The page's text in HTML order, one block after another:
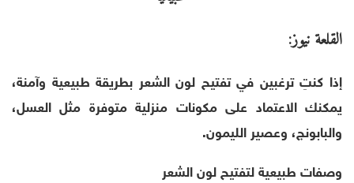
القلعة نيوز:
إذا كنتِ ترغبين في تفتيح لون الشعر بطريقة طبيعية وآمنة،
يمكنك الاعتماد على مكونات منزلية متوفرة مثل العسل،
والبابونج، وعصير الليمون.
وصفات طبيعية لتفتيح لون الشعر